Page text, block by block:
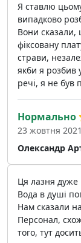
Я ставлю
випадково
Вони
фіксовану
страви,
якби я розбив
речі, я не був
Олександр
Нормально
23 жовтня
Ця лазня дуже
Вода в душі
Нам сказали
Персонал,
того, тут